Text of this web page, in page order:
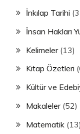
İnkılap Tarihi
İnsan Hakları
Kelimeler(13)
Kitap Özetleri
Kültür ve
Makaleler(52)
Matematik (13)